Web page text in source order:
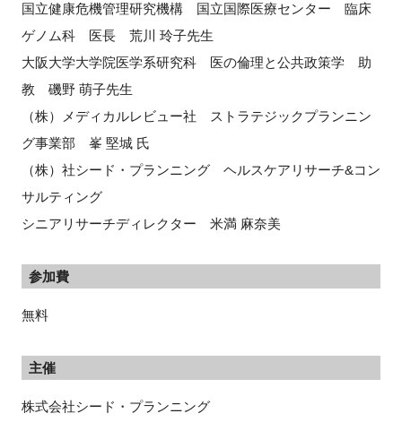
国立健康危機管理研究機構 国立国際医療センター 臨床
ゲノム科 医長 荒川 玲子先生
大阪大学大学院医学系研究科 医の倫理と公共政策学 助
教 磯野 萌子先生
（株）メディカルレビュー社 ストラテジックプランニン
グ事業部 峯 堅城 氏
（株）社シード・プランニング ヘルスケアリサーチ&コン
サルティング
シニアリサーチディレクター 米満 麻奈美
参加費
無料
主催
株式会社シード・プランニング